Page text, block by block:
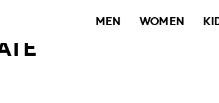
MEN WOMEN